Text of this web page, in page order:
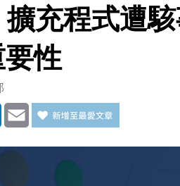
充程式遭
性
LinkedInEmail